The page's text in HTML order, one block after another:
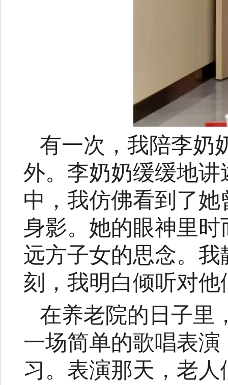
有一次，我陪李奶
外。李奶奶缓缓地
中，我仿佛看到了
身影。她的眼神里
远方子女的思念。
刻，我明白倾听对
在养老院的日子里
一场简单的歌唱表
习。表演那天，老